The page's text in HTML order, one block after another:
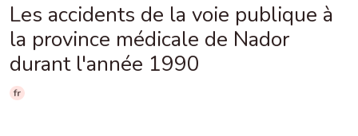
Les accidents de la voie publique à
la province médicale de Nador
durant l'année 1990
fr